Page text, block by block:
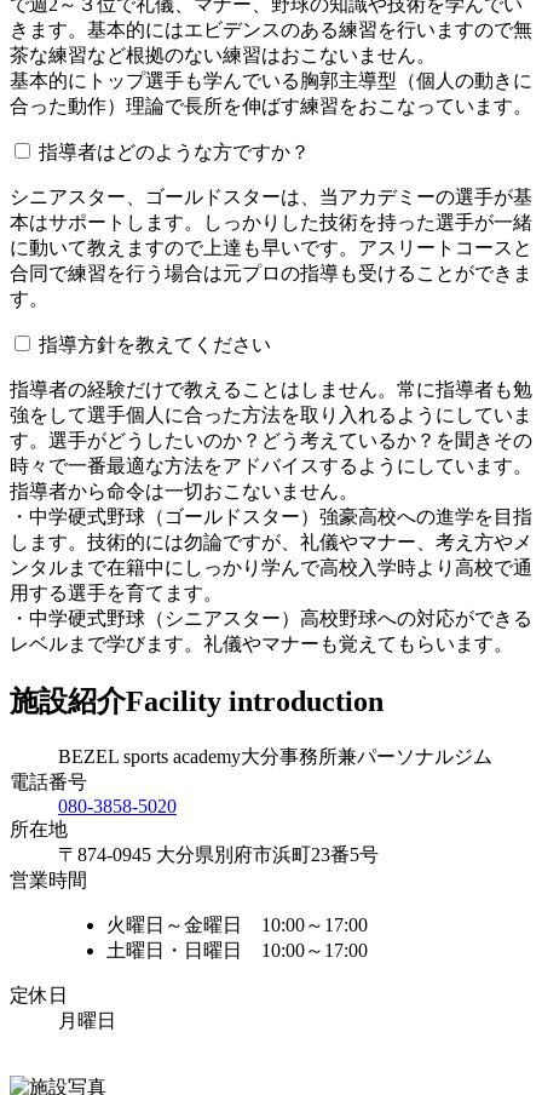
で週2～３位で礼儀、マナー、野球の知識や技術を学んでい
きます。基本的にはエビデンスのある練習を行いますので無
茶な練習など根拠のない練習はおこないません。
基本的にトップ選手も学んでいる胸郭主導型（個人の動きに
合った動作）理論で長所を伸ばす練習をおこなっています。
指導者はどのような方ですか？
シニアスター、ゴールドスターは、当アカデミーの選手が基
本はサポートします。しっかりした技術を持った選手が一緒
に動いて教えますので上達も早いです。アスリートコースと
合同で練習を行う場合は元プロの指導も受けることができま
す。
指導方針を教えてください
指導者の経験だけで教えることはしません。常に指導者も勉
強をして選手個人に合った方法を取り入れるようにしていま
す。選手がどうしたいのか？どう考えているか？を聞きその
時々で一番最適な方法をアドバイスするようにしています。
指導者から命令は一切おこないません。
・中学硬式野球（ゴールドスター）強豪高校への進学を目指
します。技術的には勿論ですが、礼儀やマナー、考え方やメ
ンタルまで在籍中にしっかり学んで高校入学時より高校で通
用する選手を育てます。
・中学硬式野球（シニアスター）高校野球への対応ができる
レベルまで学びます。礼儀やマナーも覚えてもらいます。
施設紹介Facility introduction
BEZEL sports academy大分事務所兼パーソナルジム
電話番号
080-3858-5020
所在地
〒874-0945 大分県別府市浜町23番5号
営業時間
火曜日～金曜日 10:00～17:00
土曜日・日曜日 10:00～17:00
定休日
月曜日